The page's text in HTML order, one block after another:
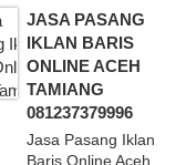
JASA PASANG
IKLAN BARIS
ONLINE ACEH
TAMIANG
081237379996
Jasa Pasang Iklan
Baris Online Aceh